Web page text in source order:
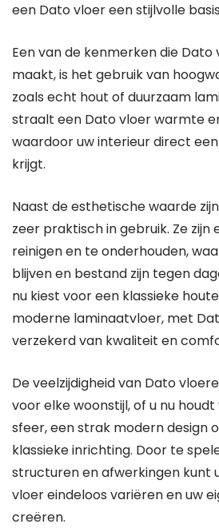
een Dato vloer een stijlvolle
Een van de kenmerken die Dato
maakt, is het gebruik van
zoals echt hout of duurzaam
straalt een Dato vloer warmte
waardoor uw interieur direct
krijgt.
Naast de esthetische waarde
zeer praktisch in gebruik. Ze zijn
reinigen en te onderhouden,
blijven en bestand zijn tegen
nu kiest voor een klassieke
moderne laminaatvloer, met
verzekerd van kwaliteit en
De veelzijdigheid van Dato
voor elke woonstijl, of u nu
sfeer, een strak modern design
klassieke inrichting. Door te
structuren en afwerkingen kunt
vloer eindeloos variëren en uw
creëren.